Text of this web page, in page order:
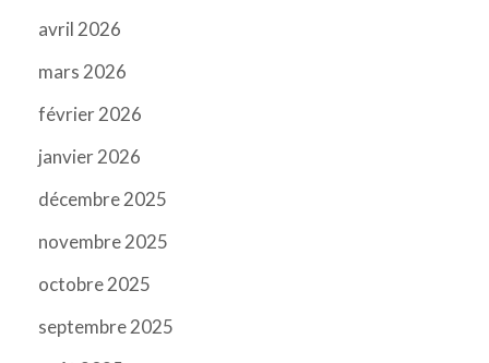
avril 2026
mars 2026
février 2026
janvier 2026
décembre 2025
novembre 2025
octobre 2025
septembre 2025